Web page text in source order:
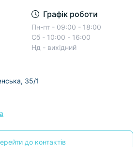
Графік роботи
Пн-пт - 09:00 - 18:00
Сб - 10:00 - 16:00
Нд - вихідний
35/1
до контактів